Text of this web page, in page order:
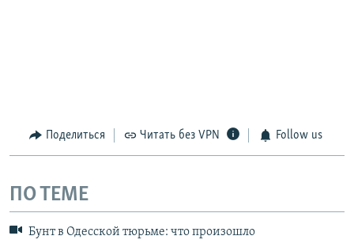
Поделиться Читать без VPN Follow us
ПО ТЕМЕ
Бунт в Одесской тюрьме: что произошло